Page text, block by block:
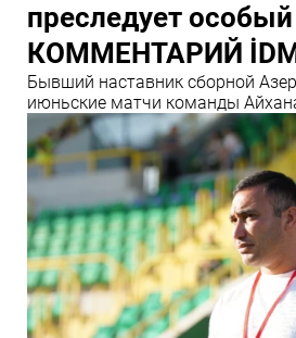
преследует
КОММЕНТАРИЙ
Бывший наставник сборной
июньские матчи команды